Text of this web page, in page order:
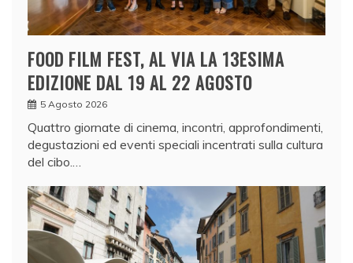
FOOD FILM FEST, AL VIA LA 13ESIMA
EDIZIONE DAL 19 AL 22 AGOSTO
5 Agosto 2026
Quattro giornate di cinema, incontri, approfondimenti,
degustazioni ed eventi speciali incentrati sulla cultura
del cibo.…